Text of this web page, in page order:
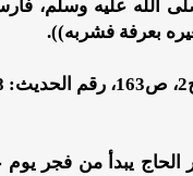
الله عليه وسلم،
بعرفة فشربه)).
الحاج يبدأ من فجر